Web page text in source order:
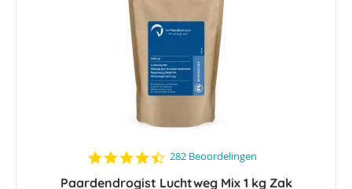
4.5
rating
282 Beoordelingen
Paardendrogist Luchtweg Mix 1 kg Zak